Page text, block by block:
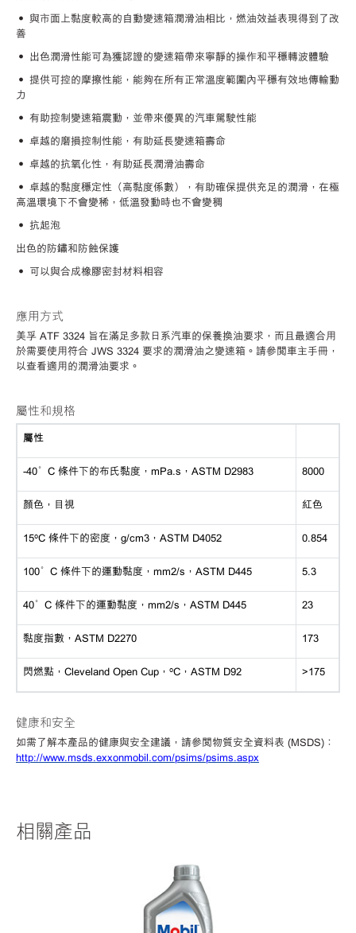
• 與市面上黏度較高的自動變速箱潤滑油相比，燃油效益表現得到了改
善
• 出色潤滑性能可為獲認證的變速箱帶來寧靜的操作和平穩轉波體驗
• 提供可控的摩擦性能，能夠在所有正常溫度範圍內平穩有效地傳輸動
力
• 有助控制變速箱震動，並帶來優異的汽車駕駛性能
• 卓越的磨損控制性能，有助延長變速箱壽命
• 卓越的抗氧化性，有助延長潤滑油壽命
• 卓越的黏度穩定性（高黏度係數），有助確保提供充足的潤滑，在極
高溫環境下不會變稀，低溫發動時也不會變稠
• 抗起泡
出色的防鏽和防蝕保護
• 可以與合成橡膠密封材料相容
應用方式
美孚 ATF 3324 旨在滿足多款日系汽車的保養換油要求，而且最適合用
於需要使用符合 JWS 3324 要求的潤滑油之變速箱。請參閱車主手冊，
以查看適用的潤滑油要求。
屬性和規格
屬性
-40°C 條件下的布氏黏度，mPa.s，ASTM D2983 8000
顏色，目視 紅色
15ºC 條件下的密度，g/cm3，ASTM D4052 0.854
100°C 條件下的運動黏度，mm2/s，ASTM D445 5.3
40°C 條件下的運動黏度，mm2/s，ASTM D445 23
黏度指數， ASTM D2270 173
閃燃點， Cleveland Open Cup，ºC，ASTM D92 >175
健康和安全
如需了解本產品的健康與安全建議，請參閱物質安全資料表 (MSDS)：
http://www.msds.exxonmobil.com/psims/psims.aspx
相關產品